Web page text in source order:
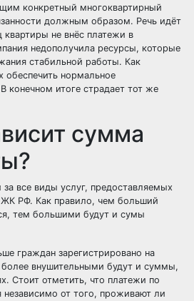
конкретный многоквартирный
должным образом. Речь идёт
не внёс платежи в
недополучила ресурсы, которые
стабильной работы. Как
обеспечить нормальное
конечном итоге страдает тот же
сумма
все виды услуг, предоставляемых
ЖК РФ. Как правило, чем больший
тем большими будут и сумы
граждан зарегистрировано на
внушительными будут и суммы,
Стоит отметить, что платежи по
независимо от того, проживают ли